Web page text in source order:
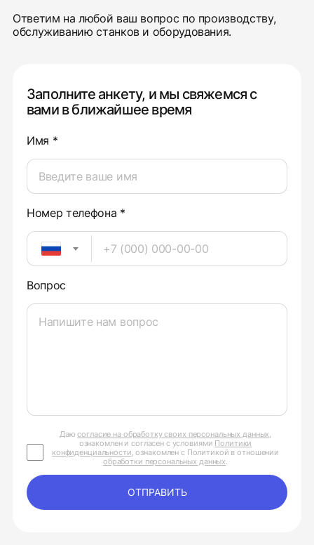
Ответим на любой ваш вопрос по производству,
обслуживанию станков и оборудования.
Заполните анкету, и мы свяжемся с
вами в ближайшее время
Имя *
Номер телефона *
Вопрос
Даюсогласие на обработку своих персональных данных,
ознакомлен и согласен с условиями Политики
конфиденциальности, ознакомлен с Политикой в отношении
обработки персональных данных.
ОТПРАВИТЬ